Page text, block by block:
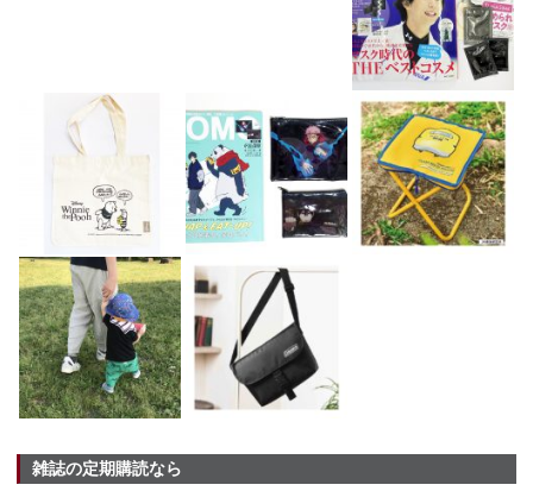
雑誌の定期購読なら